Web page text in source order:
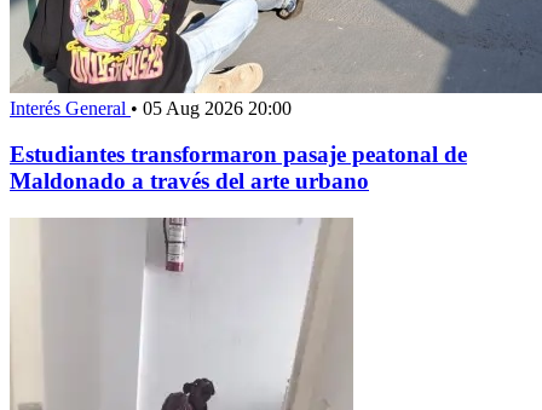
Interés General • 05 Aug 2026 20:00
Estudiantes transformaron pasaje peatonal de
Maldonado a través del arte urbano